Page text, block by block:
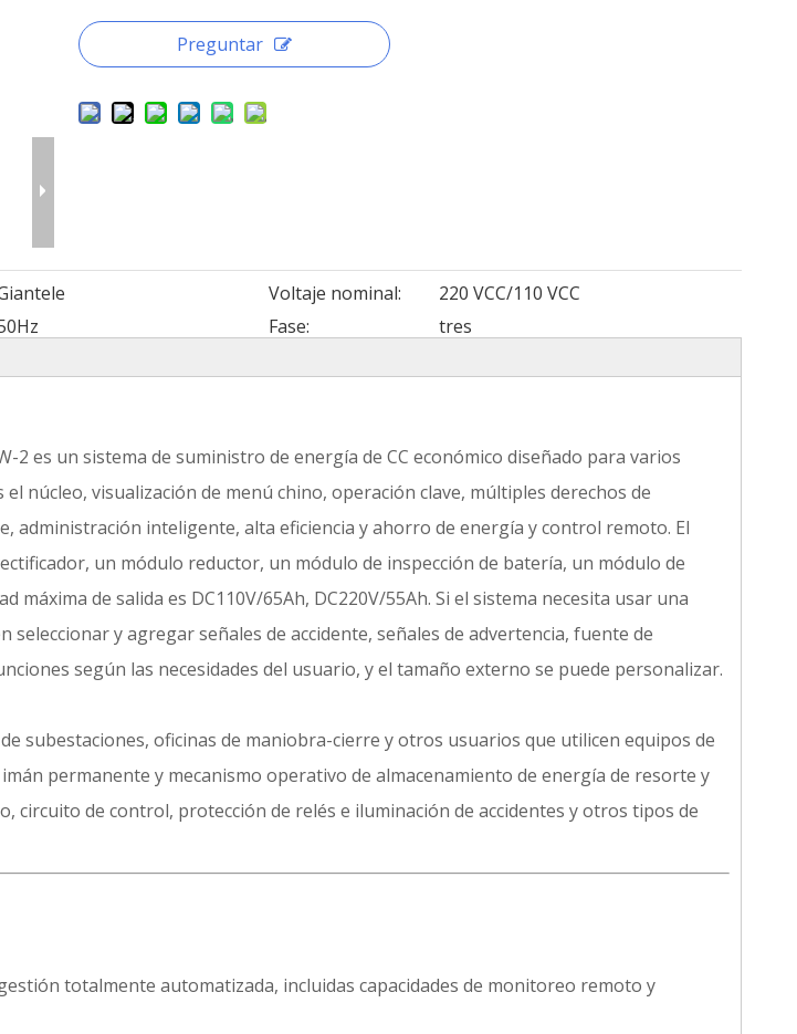
Preguntar
Voltaje nominal:
220 VCC/110 VCC
Fase:
tres
2 es un sistema de suministro de energía de CC económico diseñado para varios
núcleo, visualización de menú chino, operación clave, múltiples derechos de
inteligente, alta eficiencia y ahorro de energía y control remoto. El
un módulo reductor, un módulo de inspección de batería, un módulo de
máxima de salida es DC110V/65Ah, DC220V/55Ah. Si el sistema necesita usar una
y agregar señales de accidente, señales de advertencia, fuente de
según las necesidades del usuario, y el tamaño externo se puede personalizar.
subestaciones, oficinas de maniobra-cierre y otros usuarios que utilicen equipos de
permanente y mecanismo operativo de almacenamiento de energía de resorte y
de control, protección de relés e iluminación de accidentes y otros tipos de
totalmente automatizada, incluidas capacidades de monitoreo remoto y